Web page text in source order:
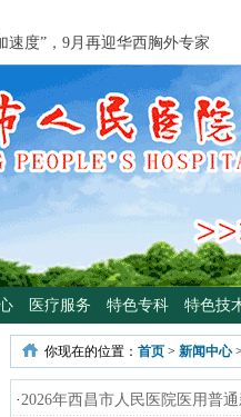
速度”，9月再迎华西胸外专家
医院泌尿外科专家魏强教授来院
省科学普及专委会开展卫生下乡
喉头颈外科将于3月3日开展“全国
四川大学华西医院泌尿外科魏强
手术
瘤专病门诊开诊！
间蓝光治疗门诊 轻度“小黄人”，
院高压氧舱运行啦
民医院大型义诊活动，5月7日约
医疗服务 特色专科 特色技
你现在的位置： 首页 > 新闻中心
·2026年西昌市人民医院医用普